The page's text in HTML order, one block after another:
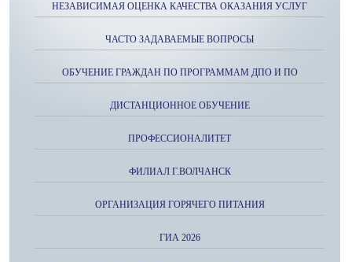
НЕЗАВИСИМАЯ ОЦЕНКА КАЧЕСТВА ОКАЗАНИЯ УСЛУГ
ЧАСТО ЗАДАВАЕМЫЕ ВОПРОСЫ
ОБУЧЕНИЕ ГРАЖДАН ПО ПРОГРАММАМ ДПО И ПО
ДИСТАНЦИОННОЕ ОБУЧЕНИЕ
ПРОФЕССИОНАЛИТЕТ
ФИЛИАЛ Г.ВОЛЧАНСК
ОРГАНИЗАЦИЯ ГОРЯЧЕГО ПИТАНИЯ
ГИА 2026